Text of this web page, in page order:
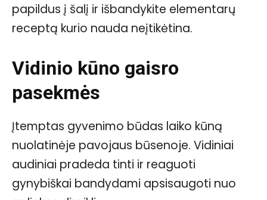
papildus į šalį ir išbandykite elementarų
receptą kurio nauda neįtikėtina.
Vidinio kūno gaisro
pasekmės
Įtemptas gyvenimo būdas laiko kūną
nuolatinėje pavojaus būsenoje. Vidiniai
audiniai pradeda tinti ir reaguoti
gynybiškai bandydami apsisaugoti nuo